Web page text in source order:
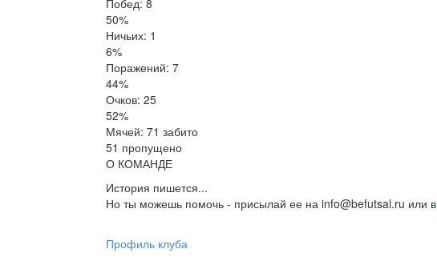
Побед: 8
50%
Ничьих: 1
6%
Поражений: 7
44%
Очков: 25
52%
Мячей: 71 забито
51 пропущено
О КОМАНДЕ
История пишется...
Но ты можешь помочь - присылай ее на info@befutsal.ru или в
Профиль клуба